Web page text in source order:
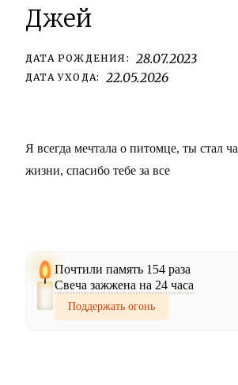
Джей
ДАТА РОЖДЕНИЯ: 28.07.2023
ДАТА УХОДА: 22.05.2026
Я всегда мечтала о питомце, ты стал
жизни, спасибо тебе за все
Почтили память 154 раза
Свеча зажжена на 24 часа
Поддержать огонь